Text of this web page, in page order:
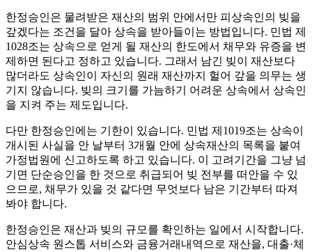
한정승인은 물려받은 재산의 범위 안에서만 피상속인의 빚을
갚겠다는 조건을 달아 상속을 받아들이는 방법입니다. 민법 제
1028조는 상속으로 얻게 될 재산의 한도에서 채무와 유증을 변
제하면 된다고 정하고 있습니다. 그래서 남긴 빚이 재산보다
많더라도 상속인이 자신의 원래 재산까지 헐어 갚을 의무는 생
기지 않습니다. 빚의 크기를 가늠하기 어려운 상속에서 상속인
을 지켜 주는 제도입니다.
다만 한정승인에는 기한이 있습니다. 민법 제1019조는 상속이
개시된 사실을 안 날부터 3개월 안에 상속재산의 목록을 붙여
가정법원에 신고하도록 하고 있습니다. 이 고려기간을 그냥 넘
기면 단순승인을 한 것으로 취급되어 빚 전부를 떠안을 수 있
으므로, 채무가 있을 것 같다면 무엇보다 남은 기간부터 따져
봐야 합니다.
한정승인은 재산과 빚의 규모를 확인하는 일에서 시작합니다.
안심상속 원스톱 서비스와 금융거래내역으로 재산을, 대출·체